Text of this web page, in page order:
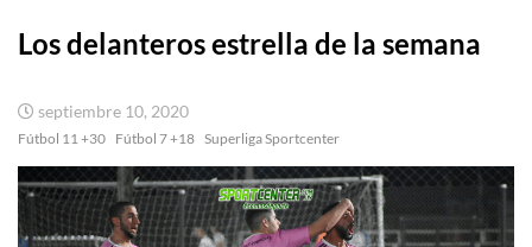
Los delanteros estrella de la semana
septiembre 10, 2020
Fútbol 11 +30 Fútbol 7 +18 Superliga Sportcenter